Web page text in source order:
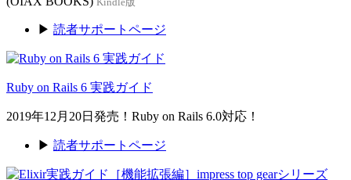
▶ 読者サポートページ
Ruby on Rails 6 実践ガイド
2019年12月20日発売！Ruby on Rails 6.0対応！
▶ 読者サポートページ